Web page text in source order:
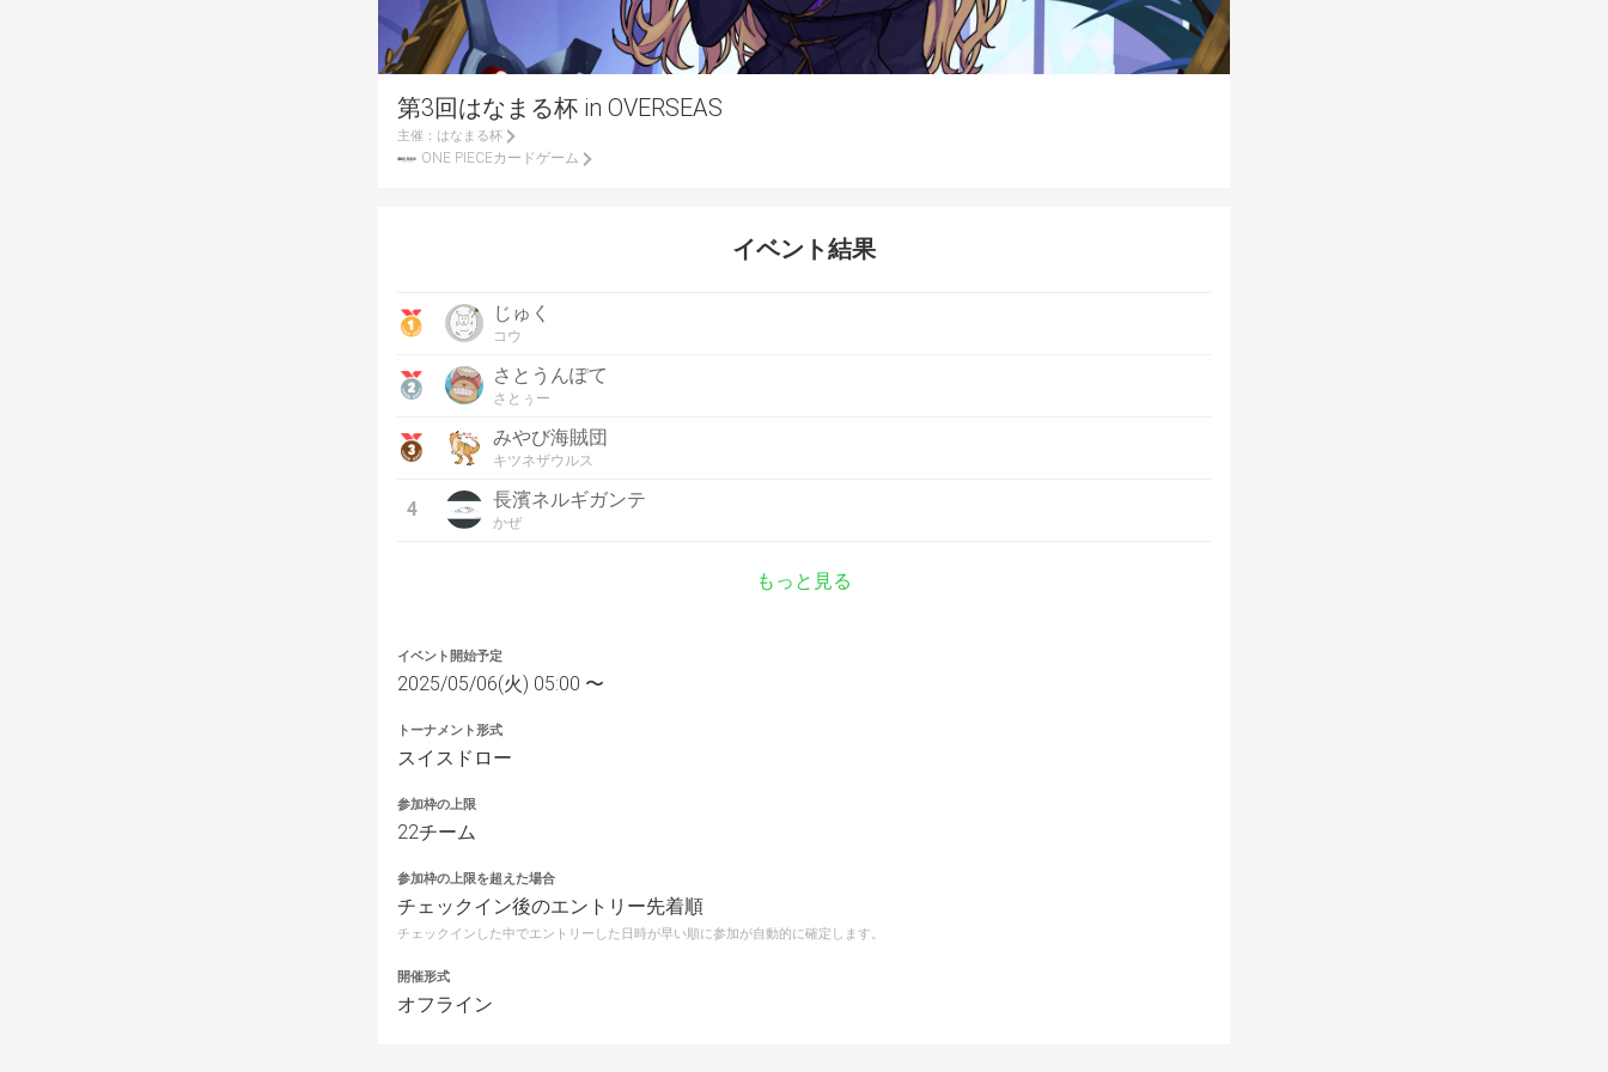
第3回はなまる杯 in OVERSEAS
主催： はなまる杯
ONE PIECEカードゲーム
イベント結果
じゅく
コウ
さとうんぽて
さとぅー
みやび海賊団
キツネザウルス
4 長濱ネルギガンテ
かぜ
もっと見る
イベント開始予定
2025/05/06(火) 05:00 〜
トーナメント形式
スイスドロー
参加枠の上限
22チーム
参加枠の上限を超えた場合
チェックイン後のエントリー先着順
チェックインした中でエントリーした日時が早い順に参加が自動的に確定します。
開催形式
オフライン